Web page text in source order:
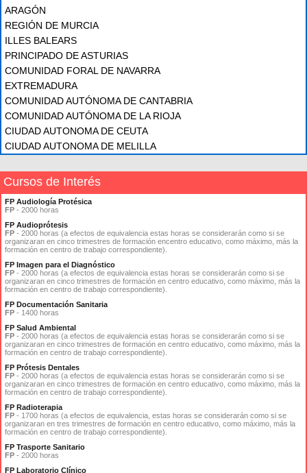
ARAGÓN
REGIÓN DE MURCIA
ILLES BALEARS
PRINCIPADO DE ASTURIAS
COMUNIDAD FORAL DE NAVARRA
EXTREMADURA
COMUNIDAD AUTÓNOMA DE CANTABRIA
COMUNIDAD AUTÓNOMA DE LA RIOJA
CIUDAD AUTONOMA DE CEUTA
CIUDAD AUTONOMA DE MELILLA
Cursos de Interés
FP Audiología Protésica
FP - 2000 horas
FP Audioprótesis
FP - 2000 horas (a efectos de equivalencia estas horas se considerarán como si se
organizaran en cinco trimestres de formación encentro educativo, como máximo, más la
formación en centro de trabajo correspondiente).
FP Imagen para el Diagnóstico
FP - 2000 horas (a efectos de equivalencia estas horas se considerarán como si se
organizaran en cinco trimestres de formación en centro educativo, como máximo, más la
formación en centro de trabajo correspondiente).
FP Documentación Sanitaria
FP - 1400 horas
FP Salud Ambiental
FP - 2000 horas (a efectos de equivalencia estas horas se considerarán como si se
organizaran en cinco trimestres de formación en centro educativo, como máximo, más la
formación en centro de trabajo correspondiente).
FP Prótesis Dentales
FP - 2000 horas (a efectos de equivalencia estas horas se considerarán como si se
organizaran en cinco trimestres de formación en centro educativo, como máximo, más la
formación en centro de trabajo correspondiente).
FP Radioterapia
FP - 1700 horas (a efectos de equivalencia, estas horas se considerarán como si se
organizaran en tres trimestres de formación en centro educativo, como máximo, más la
formación en centro de trabajo correspondiente).
FP Trasporte Sanitario
FP - 2000 horas
FP Laboratorio Clínico